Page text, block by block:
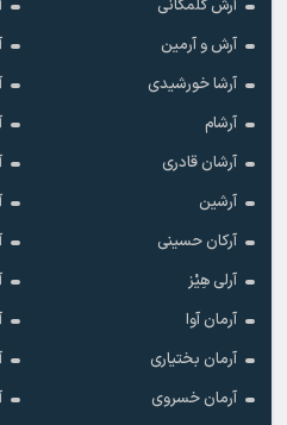
آرش گلمکانی
آرش و آرمین
آرشا خورشیدی
آرشام
آرشان قادری
آرشین
آرکان حسینی
آرلی هِیْز
آرمان آوا
آرمان بختیاری
آرمان خسروی